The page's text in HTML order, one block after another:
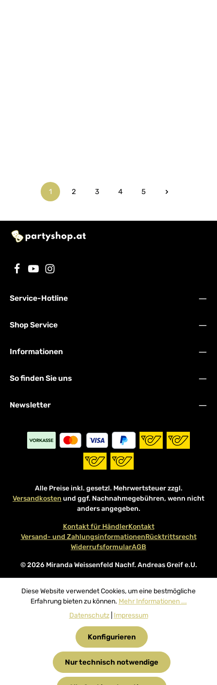
Seite
1
Seite
2
Seite
3
Seite
4
Seite
5
Service-Hotline
Shop Service
Informationen
So finden Sie uns
Newsletter
Alle Preise inkl. gesetzl. Mehrwertsteuer zzgl.
Versandkosten und ggf. Nachnahmegebühren, wenn nicht
anders angegeben.
© 2026 Miranda Weissenfeld Nachf. Andreas Greif e.U.
Kontakt für HändlerKontakt
Versand- und ZahlungsinformationenRücktrittsrecht
WiderrufsformularAGB
Diese Website verwendet Cookies, um eine bestmögliche
Erfahrung bieten zu können. Mehr Informationen ...
Datenschutz| Impressum
Nur technisch notwendige
Konfigurieren